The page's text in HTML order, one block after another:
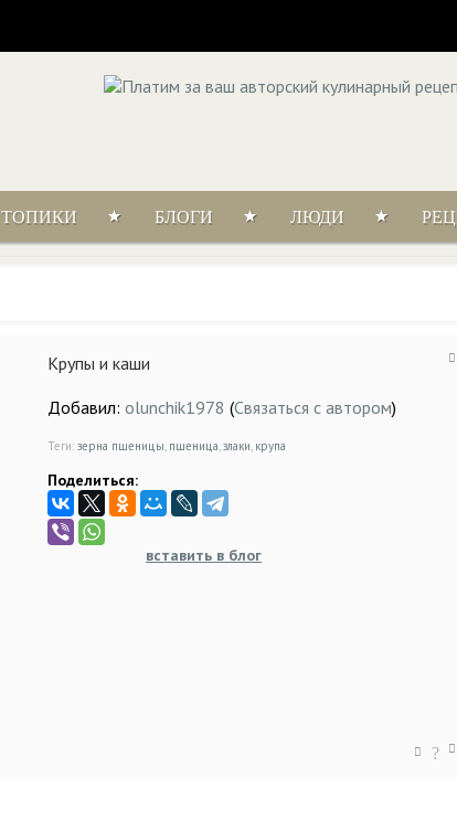
ТОПИКИ БЛОГИ ЛЮДИ
Крупы и каши
?
Добавил: olunchik1978 (Связаться с автором)
Теги: зерна пшеницы, пшеница,злаки, крупа
Поделиться:
вставить в блог